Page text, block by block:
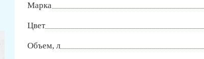
Марка
Цвет
Объем, л